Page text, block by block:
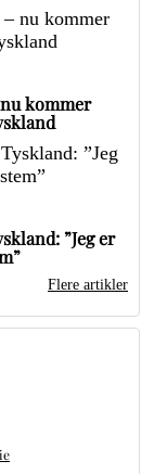
kommer
”Jeg er
Flere artikler